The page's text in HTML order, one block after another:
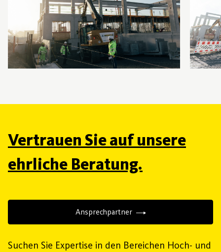
Vertrauen Sie auf unsere
ehrliche Beratung.
Ansprechpartner
Suchen Sie Expertise in den Bereichen Hoch- und